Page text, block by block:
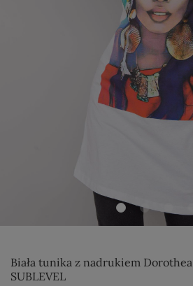
Biała tunika z nadrukiem Dorothea
SUBLEVEL